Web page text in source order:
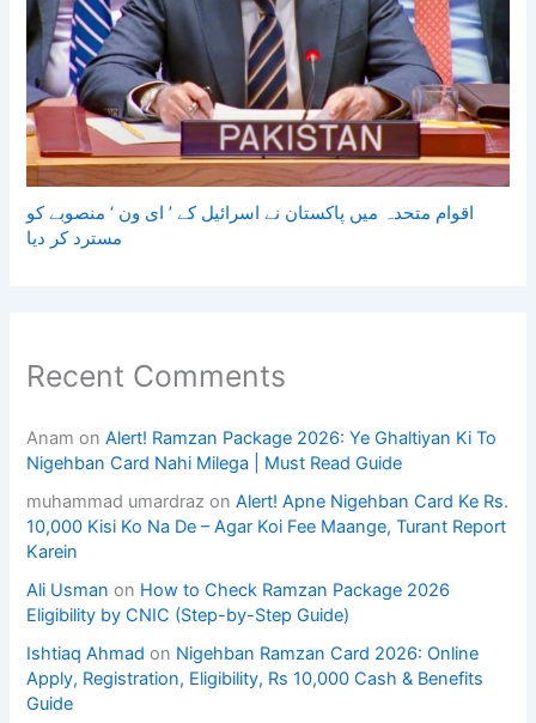
اقوام متحدہ میں پاکستان نے اسرائیل کے ’ ای ون ‘ منصوبے کو
مسترد کر دیا
Recent Comments
Anam onAlert! Ramzan Package 2026: Ye Ghaltiyan Ki To
Nigehban Card Nahi Milega | Must Read Guide
muhammad umardraz onAlert! Apne Nigehban Card Ke Rs.
10,000 Kisi Ko Na De – Agar Koi Fee Maange, Turant Report
Karein
Ali Usman on How to Check Ramzan Package 2026
Eligibility by CNIC (Step-by-Step Guide)
Ishtiaq Ahmad on Nigehban Ramzan Card 2026: Online
Apply, Registration, Eligibility, Rs 10,000 Cash & Benefits
Guide